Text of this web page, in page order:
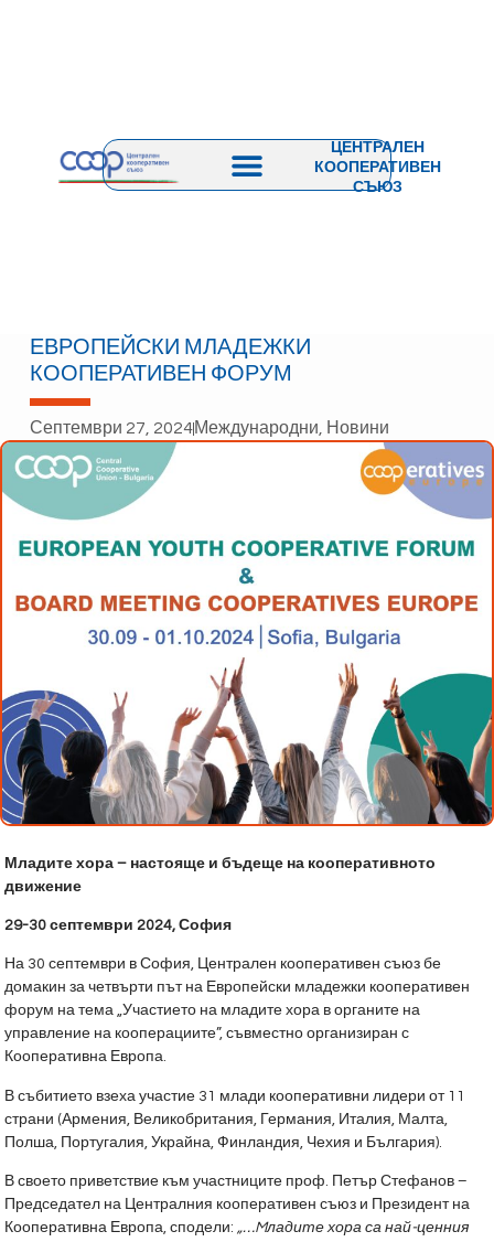
ЦЕНТРАЛЕН
КООПЕРАТИВЕН
СЪЮЗ
ЕВРОПЕЙСКИ МЛАДЕЖКИ
КООПЕРАТИВЕН ФОРУМ
Септември 27, 2024Международни, Новини
Младите хора – настояще и бъдеще на кооперативното
движение
29-30 септември 2024, София
На 30 септември в София, Централен кооперативен съюз бе
домакин за четвърти път на Европейски младежки кооперативен
форум на тема „Участието на младите хора в органите на
управление на кооперациите”, съвместно организиран с
Кооперативна Европа.
В събитието взеха участие 31 млади кооперативни лидери от 11
страни (Армения, Великобритания, Германия, Италия, Малта,
Полша, Португалия, Украйна, Финландия, Чехия и България).
В своето приветствие към участниците проф. Петър Стефанов –
Председател на Централния кооперативен съюз и Президент на
Кооперативна Европа, сподели: „…Mладите хора са най-ценния